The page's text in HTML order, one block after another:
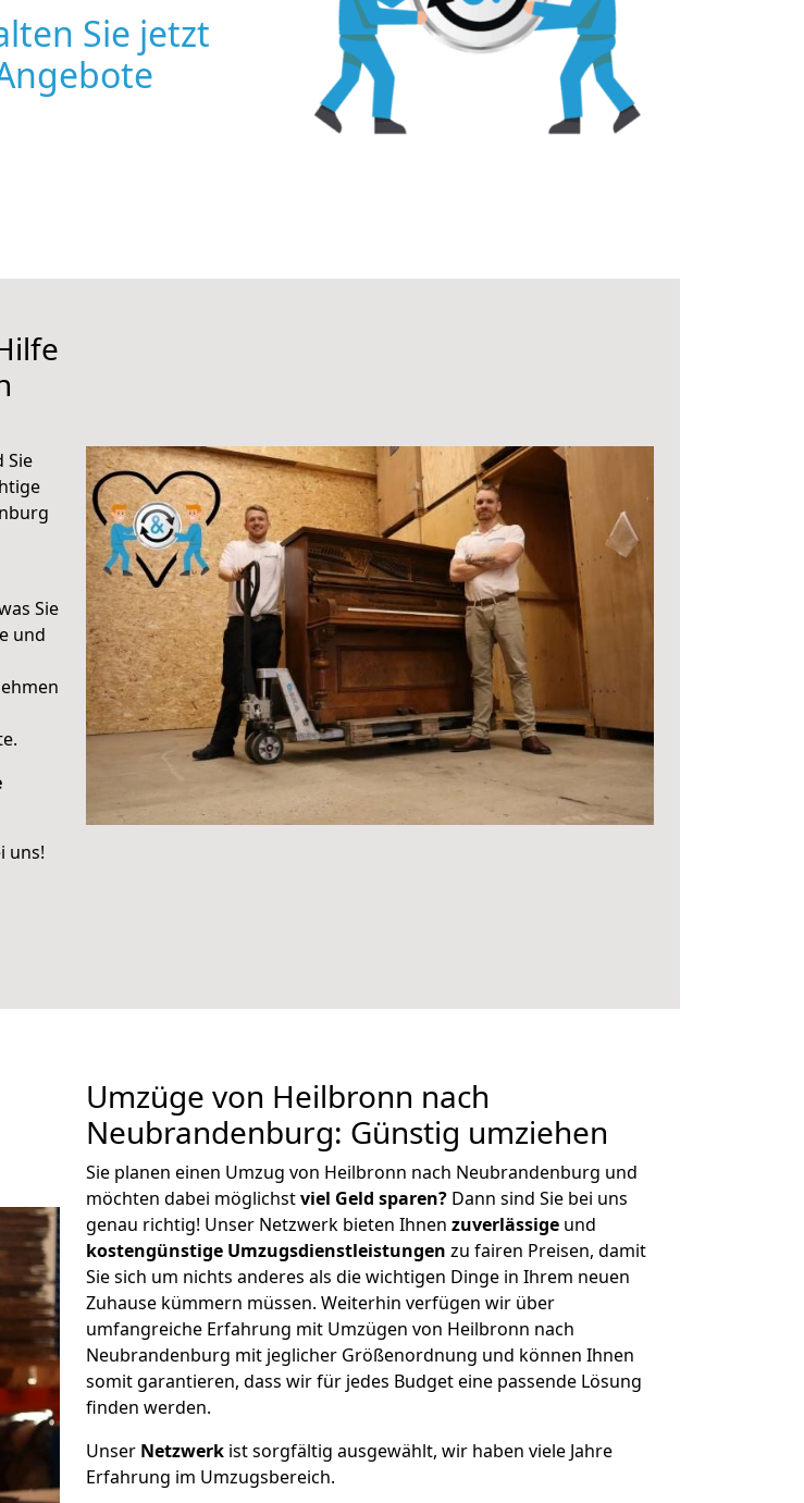
Sie jetzt
Sie
Sie
und
uns!
Umzüge von Heilbronn nach
Neubrandenburg: Günstig umziehen
Sie planen einen Umzug von Heilbronn nach Neubrandenburg und
möchten dabei möglichstviel Geld sparen? Dann sind Sie bei uns
genau richtig! Unser Netzwerk bieten Ihnen zuverlässige und
kostengünstige Umzugsdienstleistungen zu fairen Preisen, damit
Sie sich um nichts anderes als die wichtigen Dinge in Ihrem neuen
Zuhause kümmern müssen. Weiterhin verfügen wir über
umfangreiche Erfahrung mit Umzügen von Heilbronn nach
Neubrandenburg mit jeglicher Größenordnung und können Ihnen
somit garantieren, dass wir für jedes Budget eine passende Lösung
finden werden.
Unser Netzwerk ist sorgfältig ausgewählt, wir haben viele Jahre
Erfahrung im Umzugsbereich.